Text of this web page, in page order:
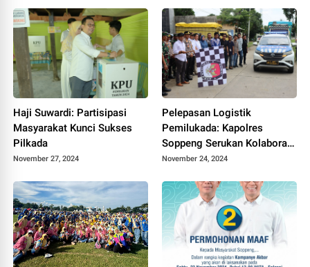
Haji Suwardi: Partisipasi
Masyarakat Kunci Sukses
Pilkada
November 27, 2024
Pelepasan Logistik
Pemilukada: Kapolres
Soppeng Serukan Kolaborasi
Semua Pihak
November 24, 2024